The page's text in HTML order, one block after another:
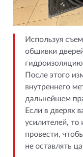
Используя
обшивки
После этого
внутреннего
дальнейшем
Если в дверях
усилителей, то
провести,
не оставлять